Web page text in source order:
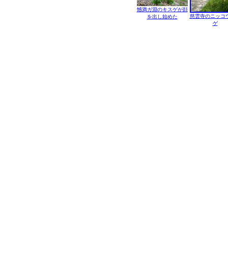
憾満ガ淵のキスゲが顔
を出し始めた
慈雲寺のニッコ
ゲ